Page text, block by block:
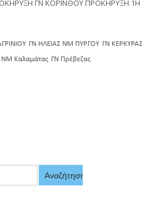
ΓΝ ΚΟΡΙΝΘΟΥ ΠΡΟΚΗΡΥΞΗ 1Η
ΓΝ ΗΛΕΙΑΣ ΝΜ ΠΥΡΓΟΥ ΓΝ ΚΕΡΚΥΡΑΣ
ΝΜ Καλαμάτας ΓΝ Πρέβεζας